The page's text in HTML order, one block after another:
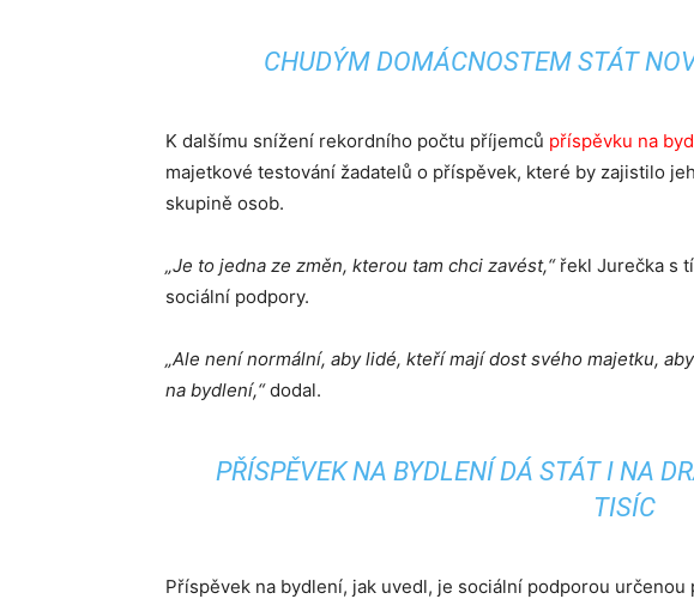
CHUDÝM DOMÁCNOSTEM STÁT
K dalšímu snížení rekordního počtu příjemců příspěvku na
majetkové testování žadatelů o příspěvek, které by zajistilo
skupině osob.
„Je to jedna ze změn, kterou tam chci zavést,“řekl Jurečka s
sociální podpory.
„Ale není normální, aby lidé, kteří mají dost svého majetku,
na bydlení,“dodal.
PŘÍSPĚVEK NA BYDLENÍ DÁ STÁT I NA
TISÍC
Příspěvek na bydlení, jak uvedl, je sociální podporou